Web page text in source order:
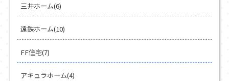
三井ホーム(6)
遠鉄ホーム(10)
FF住宅(7)
アキュラホーム(4)